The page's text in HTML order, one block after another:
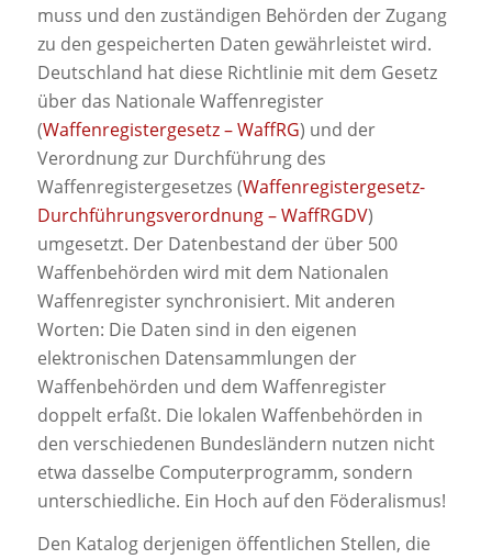
muss und den zuständigen Behörden der Zugang
zu den gespeicherten Daten gewährleistet wird.
Deutschland hat diese Richtlinie mit dem Gesetz
über das Nationale Waffenregister
(Waffenregistergesetz – WaffRG) und der
Verordnung zur Durchführung des
Waffenregistergesetzes (Waffenregistergesetz-
Durchführungsverordnung – WaffRGDV)
umgesetzt. Der Datenbestand der über 500
Waffenbehörden wird mit dem Nationalen
Waffenregister synchronisiert. Mit anderen
Worten: Die Daten sind in den eigenen
elektronischen Datensammlungen der
Waffenbehörden und dem Waffenregister
doppelt erfaßt. Die lokalen Waffenbehörden in
den verschiedenen Bundesländern nutzen nicht
etwa dasselbe Computerprogramm, sondern
unterschiedliche. Ein Hoch auf den Föderalismus!
Den Katalog derjenigen öffentlichen Stellen, die